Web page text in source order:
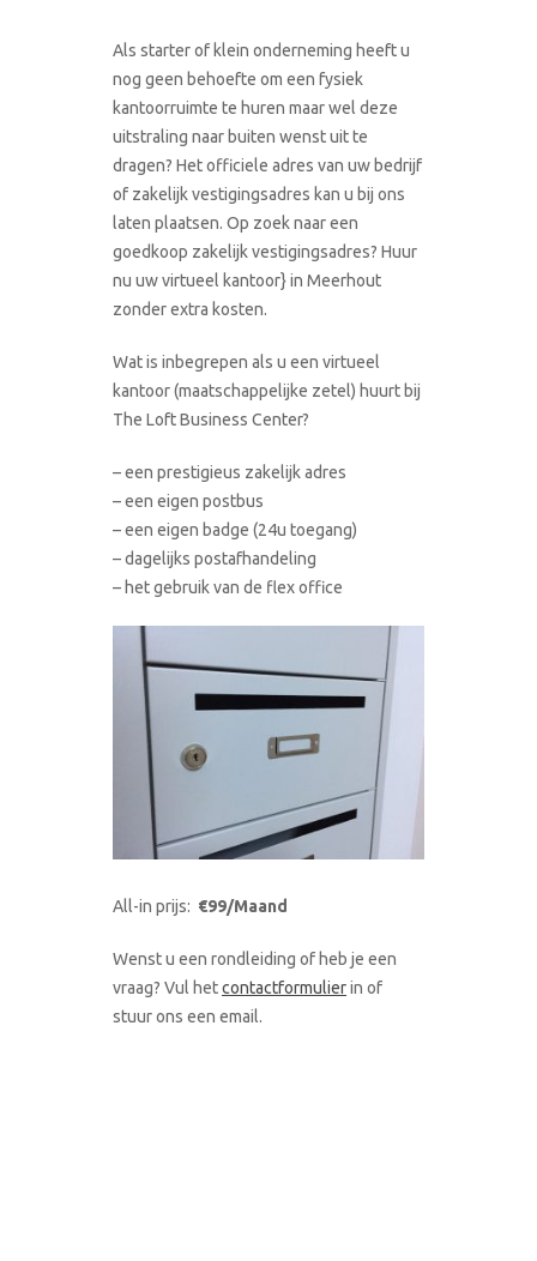
Als starter of klein onderneming heeft u
nog geen behoefte om een fysiek
kantoorruimte te huren maar wel deze
uitstraling naar buiten wenst uit te
dragen? Het officiele adres van uw bedrijf
of zakelijk vestigingsadres kan u bij ons
laten plaatsen. Op zoek naar een
goedkoop zakelijk vestigingsadres? Huur
nu uw virtueel kantoor} in Meerhout
zonder extra kosten.
Wat is inbegrepen als u een virtueel
kantoor (maatschappelijke zetel) huurt bij
The Loft Business Center?
– een prestigieus zakelijk adres
– een eigen postbus
– een eigen badge (24u toegang)
– dagelijks postafhandeling
– het gebruik van de flex office
All-in prijs: €99/Maand
Wenst u een rondleiding of heb je een
vraag? Vul hetcontactformulierin of
stuur ons een email.